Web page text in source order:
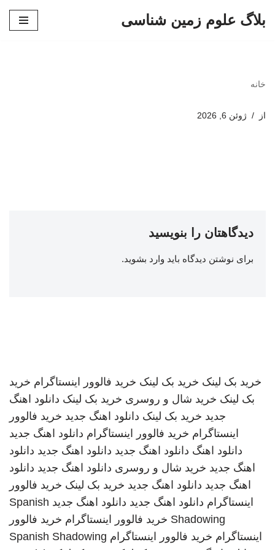
بلاگ علوم زمین شناسی
خانه
از ژوئن 6, 2026
دیدگاهتان را بنویسید
برای نوشتن دیدگاه باید وارد بشوید.
خرید بک لینک خرید بک لینک خرید فالوور اینستاگرام خرید
بک لینک خرید شال و روسری خرید بک لینک دانلود اهنگ
جدید خرید بک لینک دانلود اهنگ جدید خرید فالوور
اینستاگرام خرید فالوور اینستاگرام دانلود اهنگ جدید
دانلود اهنگ دانلود اهنگ جدید دانلود اهنگ جدید دانلود
اهنگ جدید خرید شال و روسری دانلود اهنگ جدید دانلود
اهنگ جدید دانلود اهنگ جدید خرید بک لینک خرید فالوور
اینستاگرام دانلود اهنگ جدید دانلود اهنگ جدید Spanish
Shadowing خرید فالوور اینستاگرام خرید فالوور
اینستاگرام خرید فالوور اینستاگرام Spanish Shadowing